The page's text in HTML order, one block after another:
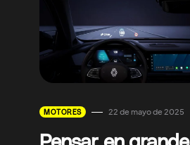
MOTORES 22 de mayo de 2025